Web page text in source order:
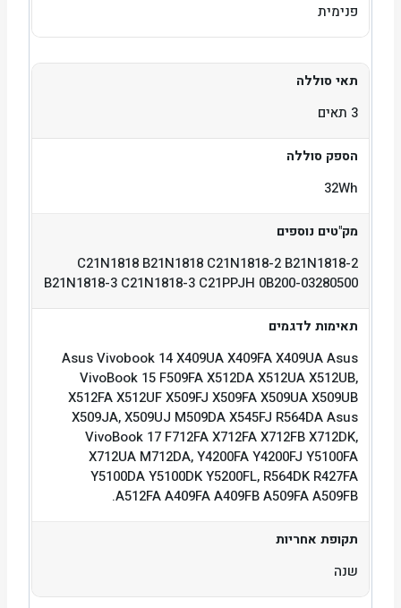
פנימית
תאי סוללה
3 תאים
הספק סוללה
32Wh
מק"טים נוספים
C21N1818 B21N1818 C21N1818-2 B21N1818-2
B21N1818-3 C21N1818-3 C21PPJH 0B200-03280500
תאימות לדגמים
Asus Vivobook 14 X409UA X409FA X409UA Asus
VivoBook 15 F509FA X512DA X512UA X512UB,
X512FA X512UF X509FJ X509FA X509UA X509UB
X509JA, X509UJ M509DA X545FJ R564DA Asus
VivoBook 17 F712FA X712FA X712FB X712DK,
X712UA M712DA, Y4200FA Y4200FJ Y5100FA
Y5100DA Y5100DK Y5200FL, R564DK R427FA
A512FA A409FA A409FB A509FA A509FB.
תקופת אחריות
שנה